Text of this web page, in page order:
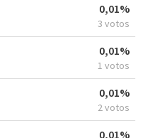
0,01%
3 votos
0,01%
1 votos
0,01%
2 votos
0,01%